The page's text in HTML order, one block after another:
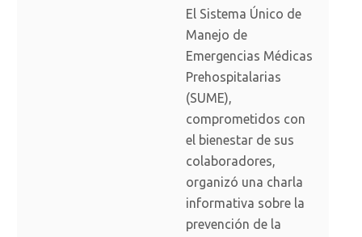
El Sistema Único de
Manejo de
Emergencias Médicas
Prehospitalarias
(SUME),
comprometidos con
el bienestar de sus
colaboradores,
organizó una charla
informativa sobre la
prevención de la